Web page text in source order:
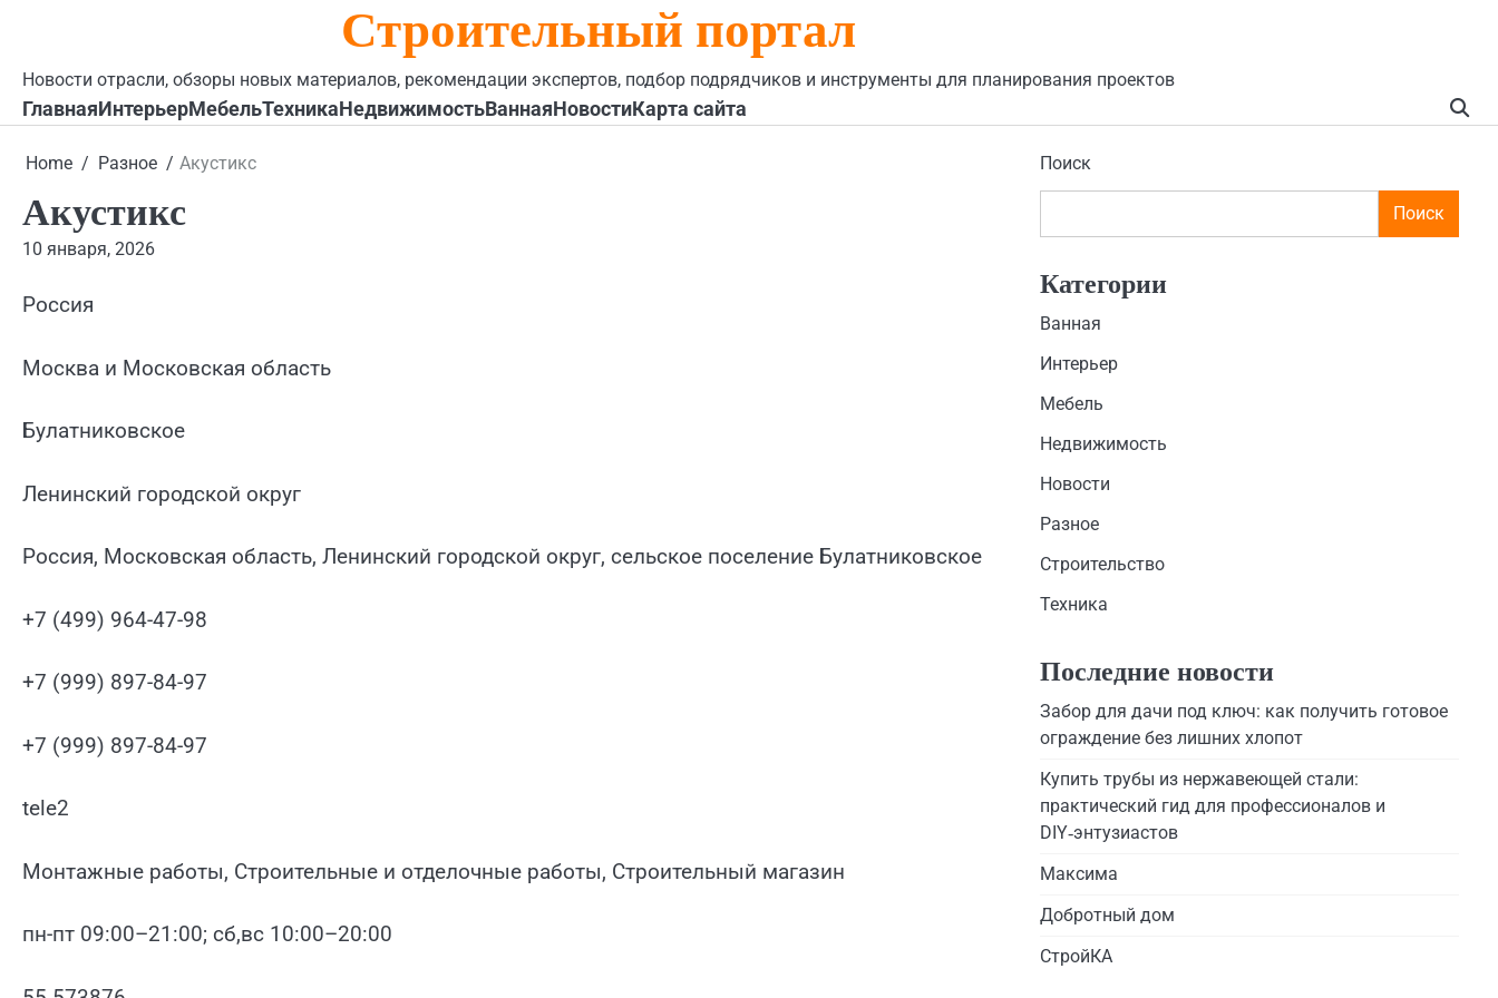
Строительный портал
Новости отрасли, обзоры новых материалов, рекомендации экспертов, подбор подрядчиков и инструменты для планирования проектов
ГлавнаяИнтерьерМебельТехникаНедвижимостьВаннаяНовостиКарта сайта
Home Разное Акустикс
Акустикс
10 января, 2026
Россия
Москва и Московская область
Булатниковское
Ленинский городской округ
Россия, Московская область, Ленинский городской округ, сельское поселение Булатниковское
+7 (499) 964-47-98
+7 (999) 897-84-97
+7 (999) 897-84-97
tele2
Монтажные работы, Строительные и отделочные работы, Строительный магазин
пн-пт 09:00–21:00; сб,вс 10:00–20:00
Поиск
Поиск
Категории
Ванная
Интерьер
Мебель
Недвижимость
Новости
Разное
Строительство
Техника
Последние новости
Забор для дачи под ключ: как получить готовое
ограждение без лишних хлопот
Купить трубы из нержавеющей стали:
практический гид для профессионалов и
DIY‑энтузиастов
Максима
Добротный дом
СтройКА